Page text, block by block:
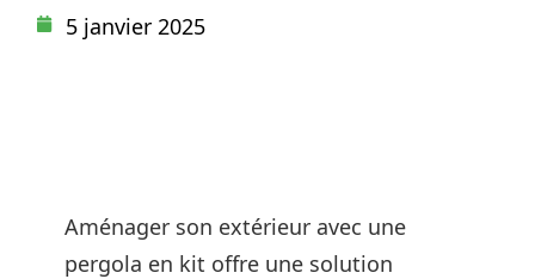
5 janvier 2025
Aménager son extérieur avec une
pergola en kit offre une solution